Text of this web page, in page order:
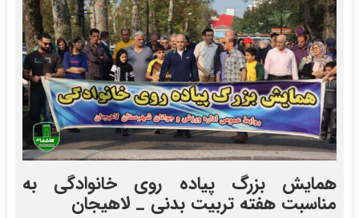
همایش بزرگ پیاده روی خانوادگی به
مناسبت هفته تربیت بدنی _ لاهیجان